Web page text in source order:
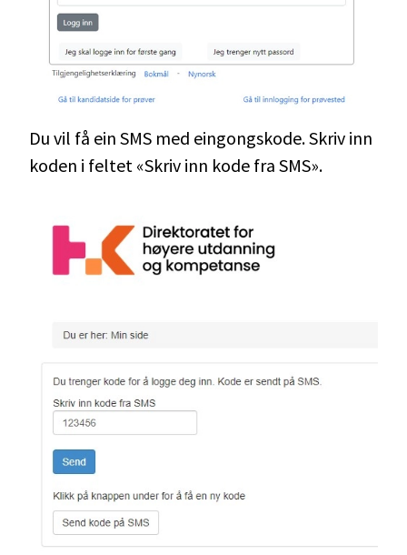
Du vil få ein SMS med eingongskode. Skriv inn
koden i feltet «Skriv inn kode fra SMS».